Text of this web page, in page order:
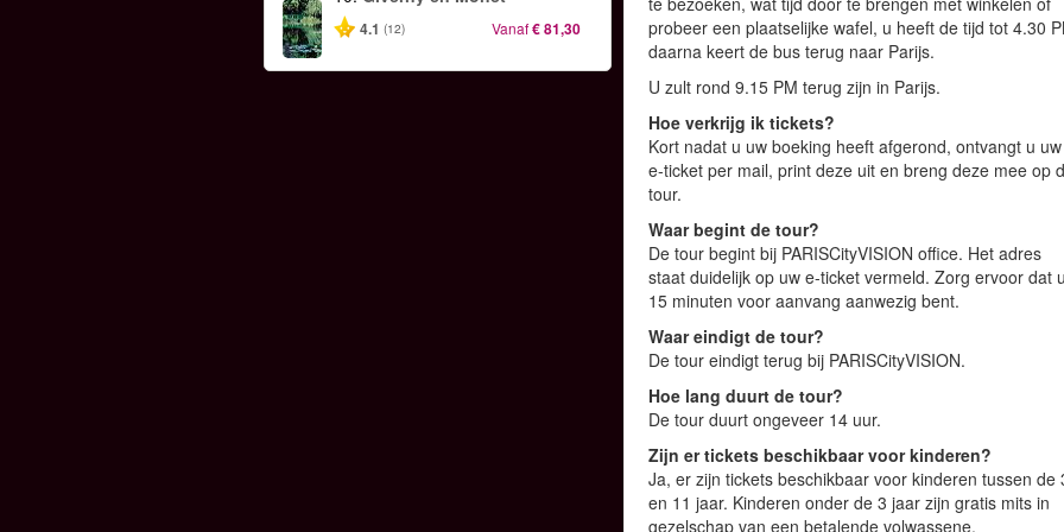
4.1 (12) Vanaf€ 81,30
probeer een plaatselijke wafel, u heeft de tijd tot 4.30
daarna keert de bus terug naar Parijs.
U zult rond 9.15 PM terug zijn in Parijs.
Hoe verkrijg ik tickets?
Kort nadat u uw boeking heeft afgerond, ontvangt u uw
e-ticket per mail, print deze uit en breng deze mee op
tour.
Waar begint de tour?
De tour begint bij PARISCityVISION office. Het adres
staat duidelijk op uw e-ticket vermeld. Zorg ervoor dat u
15 minuten voor aanvang aanwezig bent.
Waar eindigt de tour?
De tour eindigt terug bij PARISCityVISION.
Hoe lang duurt de tour?
De tour duurt ongeveer 14 uur.
Zijn er tickets beschikbaar voor kinderen?
Ja, er zijn tickets beschikbaar voor kinderen tussen de
en 11 jaar. Kinderen onder de 3 jaar zijn gratis mits in
gezelschap van een betalende volwassene.